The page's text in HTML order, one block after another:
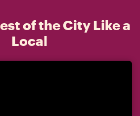
of the City Like a
Local